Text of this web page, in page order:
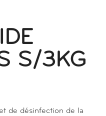
S/3KG
de désinfection de la